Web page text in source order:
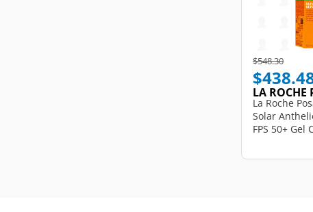
Price reduced
$548.30to
LA ROCHE
La Roche
Solar
FPS 50+ Gel